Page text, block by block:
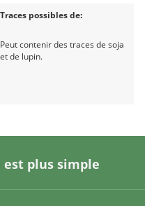
Traces possibles de:
Peut contenir des traces de soja
et de lupin.
est plus simple